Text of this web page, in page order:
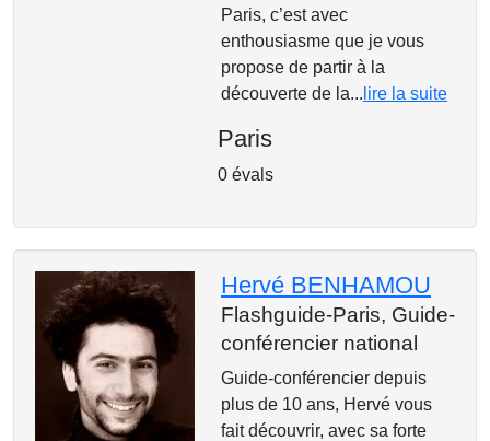
Paris, c’est avec
enthousiasme que je vous
propose de partir à la
découverte de la... lire la suite
Paris
0 évals
Hervé BENHAMOU
Flashguide-Paris, Guide-
conférencier national
Guide-conférencier depuis
plus de 10 ans, Hervé vous
fait découvrir, avec sa forte